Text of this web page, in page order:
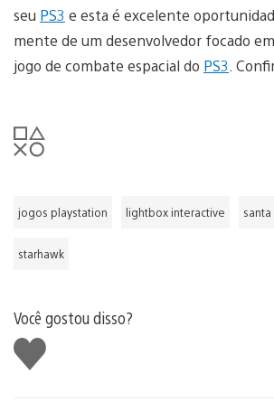
seu PS3 e esta é excelente
mente de um desenvolvedor focado
jogo de combate espacial do PS3 .
jogos playstation lightbox interactive
starhawk
Você gostou disso?
Curtir